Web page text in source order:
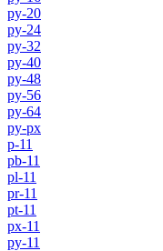
py-20
py-24
py-32
py-40
py-48
py-56
py-64
py-px
p-11
pb-11
pl-11
pr-11
pt-11
px-11
py-11